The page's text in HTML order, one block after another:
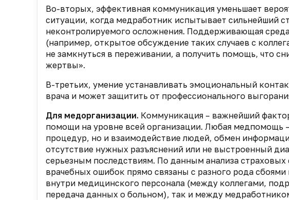
Во-вторых, эффективная коммуникация уменьшает
ситуации, когда медработник испытывает сильнейший
неконтролируемого осложнения. Поддерживающая
(например, открытое обсуждение таких случаев с
не замкнуться в переживании, а получить помощь, что
жертвы».
В-третьих, умение устанавливать эмоциональный
врача и может защитить от профессионального
Для медорганизации. Коммуникация – важнейший
помощи на уровне всей организации. Любая медпомощь
процедур, но и взаимодействие людей, обмен
отсутствие нужных разъяснений или не выстроенный
серьезным последствиям. По данным анализа
врачебных ошибок прямо связаны с разного рода
внутри медицинского персонала (между коллегами,
передача данных о больном), так и между